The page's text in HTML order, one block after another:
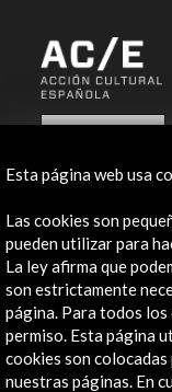
ALERTAS
+34 91 700
José Abascal, 4
28003 Madrid,
Canales de
Esta página web usa
Las cookies son
pueden utilizar para
La ley afirma que
son estrictamente
página. Para todos los
permiso. Esta página
cookies son
nuestras páginas. En